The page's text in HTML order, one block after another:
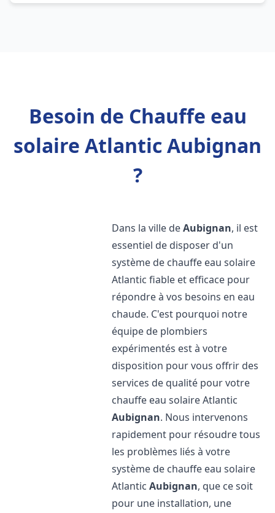
Besoin de Chauffe eau
solaire Atlantic Aubignan
?
Dans la ville deAubignan, il est
essentiel de disposer d'un
système de chauffe eau solaire
Atlantic fiable et efficace pour
répondre à vos besoins en eau
chaude. C'est pourquoi notre
équipe de plombiers
expérimentés est à votre
disposition pour vous offrir des
services de qualité pour votre
chauffe eau solaire Atlantic
Aubignan. Nous intervenons
rapidement pour résoudre tous
les problèmes liés à votre
système de chauffe eau solaire
AtlanticAubignan, que ce soit
pour une installation, une